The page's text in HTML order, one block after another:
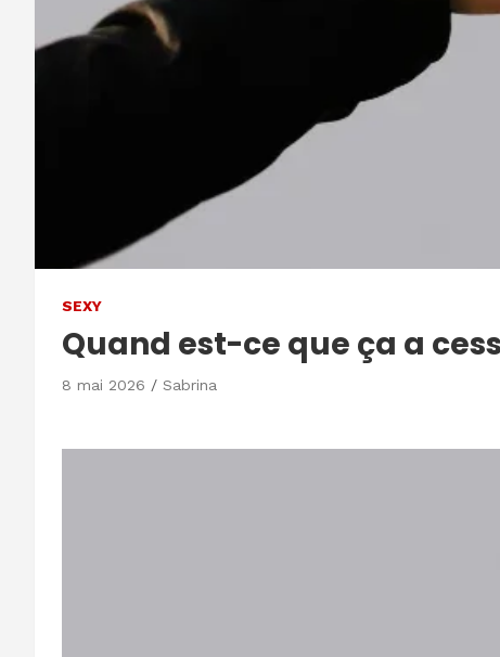
SEXY
Quand est-ce que ça a
8 mai 2026 Sabrina